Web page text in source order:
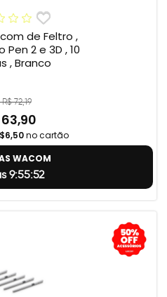
de Feltro ,
2 e 3D , 10
, Branco
72,19
63,90
no cartão
WACOM
9:55:51